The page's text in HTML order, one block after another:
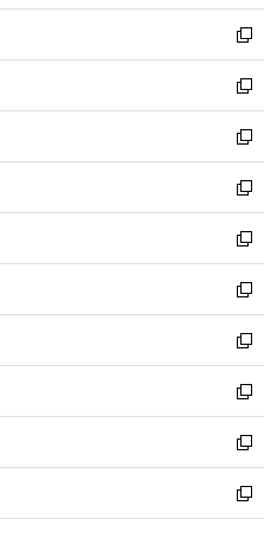
し
い
ウ
ィ
ン
ド
ウ
で
開
く
新
し
い
ウ
ィ
ン
ド
ウ
で
開
く
新
し
い
ウ
ィ
ン
ド
ウ
で
開
く
新
し
い
ウ
ィ
ン
ド
ウ
で
開
く
新
し
い
ウ
ィ
ン
ド
ウ
で
開
く
新
し
い
ウ
ィ
ン
ド
ウ
で
開
く
新
し
い
ウ
ィ
ン
ド
ウ
で
開
新
し
い
ウ
ィ
ン
ド
ウ
新
し
い
ウ
ィ
ン
新
し
い
ウ
新
し